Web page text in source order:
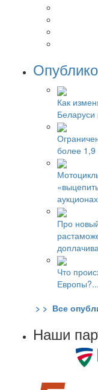
Как
Беларуси
более 1,9
Про
Что
Европы?...
> > Все
Наши